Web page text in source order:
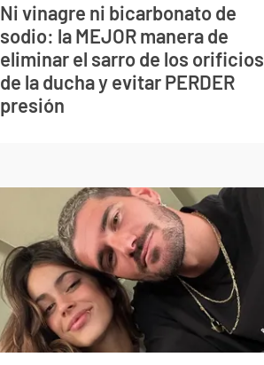
Ni vinagre ni bicarbonato de
sodio: la MEJOR manera de
eliminar el sarro de los orificios
de la ducha y evitar PERDER
presión